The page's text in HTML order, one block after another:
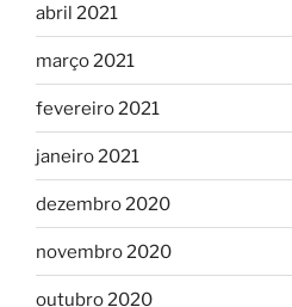
abril 2021
março 2021
fevereiro 2021
janeiro 2021
dezembro 2020
novembro 2020
outubro 2020